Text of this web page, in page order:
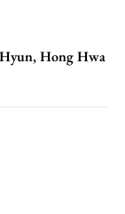
Hong Hwa